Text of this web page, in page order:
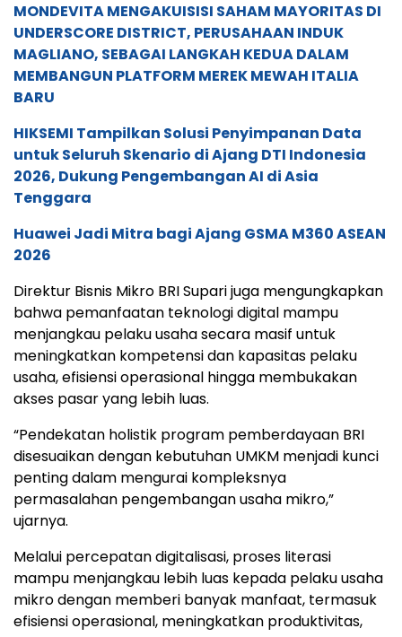
MONDEVITA MENGAKUISISI SAHAM MAYORITAS DI
UNDERSCORE DISTRICT, PERUSAHAAN INDUK
MAGLIANO, SEBAGAI LANGKAH KEDUA DALAM
MEMBANGUN PLATFORM MEREK MEWAH ITALIA
BARU
HIKSEMI Tampilkan Solusi Penyimpanan Data
untuk Seluruh Skenario di Ajang DTI Indonesia
2026, Dukung Pengembangan AI di Asia
Tenggara
Huawei Jadi Mitra bagi Ajang GSMA M360 ASEAN
2026
Direktur Bisnis Mikro BRI Supari juga mengungkapkan
bahwa pemanfaatan teknologi digital mampu
menjangkau pelaku usaha secara masif untuk
meningkatkan kompetensi dan kapasitas pelaku
usaha, efisiensi operasional hingga membukakan
akses pasar yang lebih luas.
“Pendekatan holistik program pemberdayaan BRI
disesuaikan dengan kebutuhan UMKM menjadi kunci
penting dalam mengurai kompleksnya
permasalahan pengembangan usaha mikro,”
ujarnya.
Melalui percepatan digitalisasi, proses literasi
mampu menjangkau lebih luas kepada pelaku usaha
mikro dengan memberi banyak manfaat, termasuk
efisiensi operasional, meningkatkan produktivitas,